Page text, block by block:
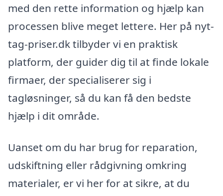
med den rette information og hjælp kan
processen blive meget lettere. Her på nyt-
tag-priser.dk tilbyder vi en praktisk
platform, der guider dig til at finde lokale
firmaer, der specialiserer sig i
tagløsninger, så du kan få den bedste
hjælp i dit område.
Uanset om du har brug for reparation,
udskiftning eller rådgivning omkring
materialer, er vi her for at sikre, at du